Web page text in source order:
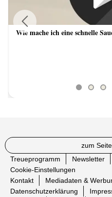
Wie mache ich eine schnelle
Previous
zum
Treueprogramm
Newsletter
Cookie-Einstellungen
Kontakt
Mediadaten &
Datenschutzerklärung